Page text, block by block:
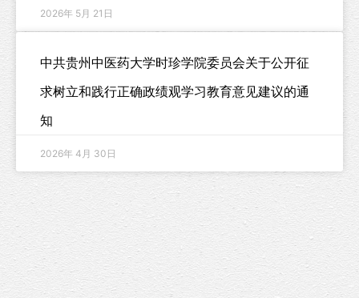
2026年 5月 21日
中共贵州中医药大学时珍学院委员会关于公开征
求树立和践行正确政绩观学习教育意见建议的通
知
2026年 4月 30日